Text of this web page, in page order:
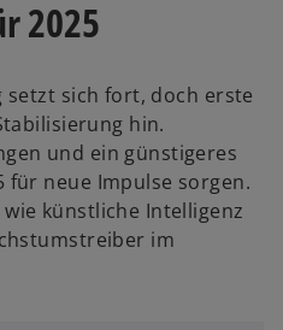
2025
sich fort, doch erste
hin.
und ein günstigeres
für neue Impulse sorgen.
künstliche Intelligenz
im